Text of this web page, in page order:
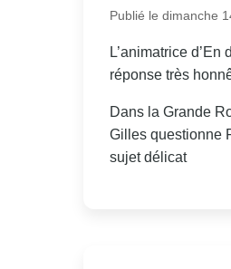
Publié le dimanche
L’animatrice d’En
réponse très
Dans la Grande
Gilles questionne
sujet délicat